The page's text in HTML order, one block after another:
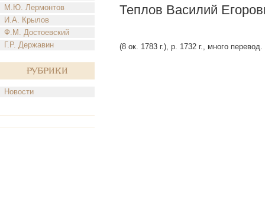
М.Ю. Лермонтов
И.А. Крылов
Ф.М. Достоевский
Г.Р. Державин
Рубрики
Новости
Теплов Василий
(8 ок. 1783 г.), р. 1732 г., много